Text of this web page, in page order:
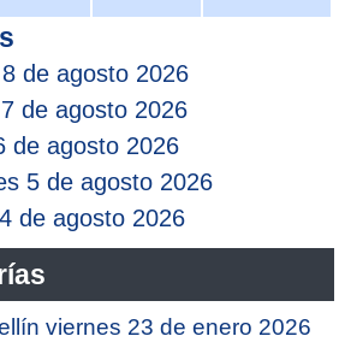
de agosto 2026
de agosto 2026
de agosto 2026
5 de agosto 2026
de agosto 2026
viernes 23 de enero 2026